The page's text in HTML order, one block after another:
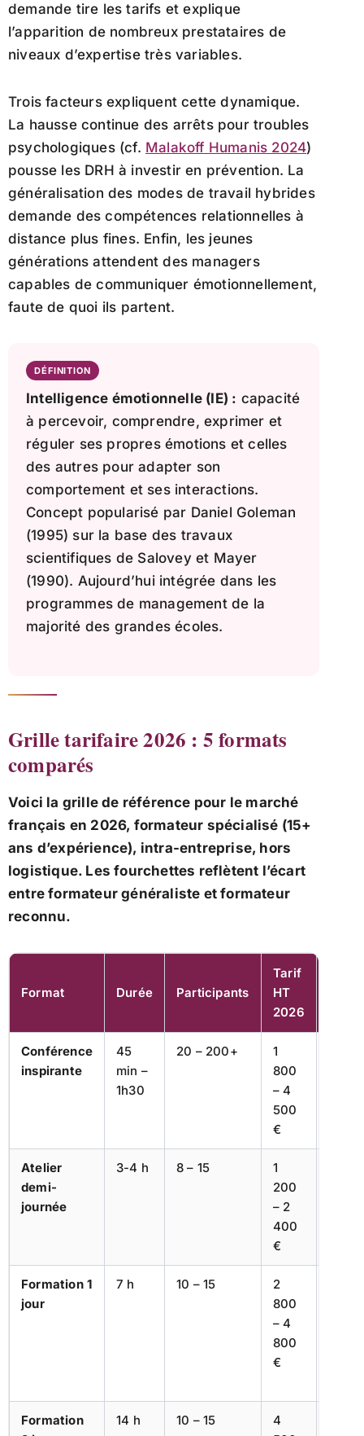
demande tire les tarifs et explique
l’apparition de nombreux prestataires de
niveaux d’expertise très variables.
Trois facteurs expliquent cette dynamique.
La hausse continue des arrêts pour troubles
psychologiques (cf. Malakoff Humanis 2024)
pousse les DRH à investir en prévention. La
généralisation des modes de travail hybrides
demande des compétences relationnelles à
distance plus fines. Enfin, les jeunes
générations attendent des managers
capables de communiquer émotionnellement,
faute de quoi ils partent.
DÉFINITION
Intelligence émotionnelle (IE) : capacité
à percevoir, comprendre, exprimer et
réguler ses propres émotions et celles
des autres pour adapter son
comportement et ses interactions.
Concept popularisé par Daniel Goleman
(1995) sur la base des travaux
scientifiques de Salovey et Mayer
(1990). Aujourd’hui intégrée dans les
programmes de management de la
majorité des grandes écoles.
Grille tarifaire 2026 : 5 formats
comparés
Voici la grille de référence pour le marché
français en 2026, formateur spécialisé (15+
ans d’expérience), intra-entreprise, hors
logistique. Les fourchettes reflètent l’écart
entre formateur généraliste et formateur
reconnu.
Format Durée Participants
Tarif
HT
2026
Conférence
inspirante
45
min –
1h30
20 – 200+
1
800
– 4
500
€
Atelier
demi-
journée
3-4 h 8 – 15
1
200
– 2
400
€
Formation 1
jour
7 h 10 – 15
2
800
– 4
800
€
Formation
14 h 10 – 15
4